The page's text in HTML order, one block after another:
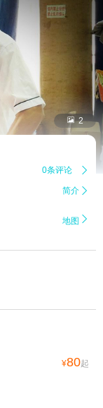
 2
0条评论 
简介 
地图 
¥80起